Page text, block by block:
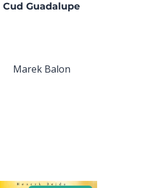
Cud Guadalupe
Marek Balon